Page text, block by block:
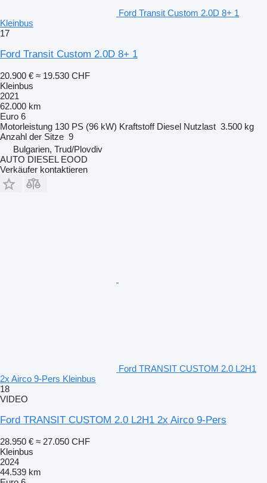
Ford Transit Custom 2.0D 8+ 1
Kleinbus
17
Ford Transit Custom 2.0D 8+ 1
20.900 € ≈ 19.530 CHF
Kleinbus
2021
62.000 km
Euro 6
Motorleistung 130 PS (96 kW) Kraftstoff Diesel Nutzlast 3.500 kg
Anzahl der Sitze 9
Bulgarien, Trud/Plovdiv
AUTO DIESEL EOOD
Verkäufer kontaktieren
Ford TRANSIT CUSTOM 2.0 L2H1
2x Airco 9-Pers Kleinbus
18
VIDEO
Ford TRANSIT CUSTOM 2.0 L2H1 2x Airco 9-Pers
28.950 € ≈ 27.050 CHF
Kleinbus
2024
44.539 km